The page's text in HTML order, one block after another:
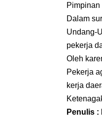
Dalam
Undang-
pekerja
Oleh
Pekerja
kerja
Penulis :